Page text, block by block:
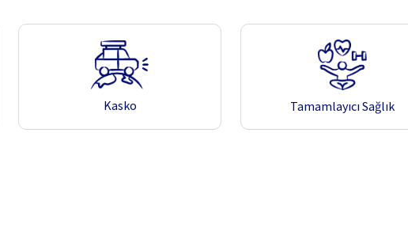
Kasko Tamamlayıcı Sağlık